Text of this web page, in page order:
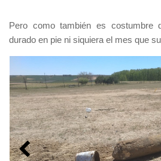
Pero como también es costumbre
durado en pie ni siquiera el mes que